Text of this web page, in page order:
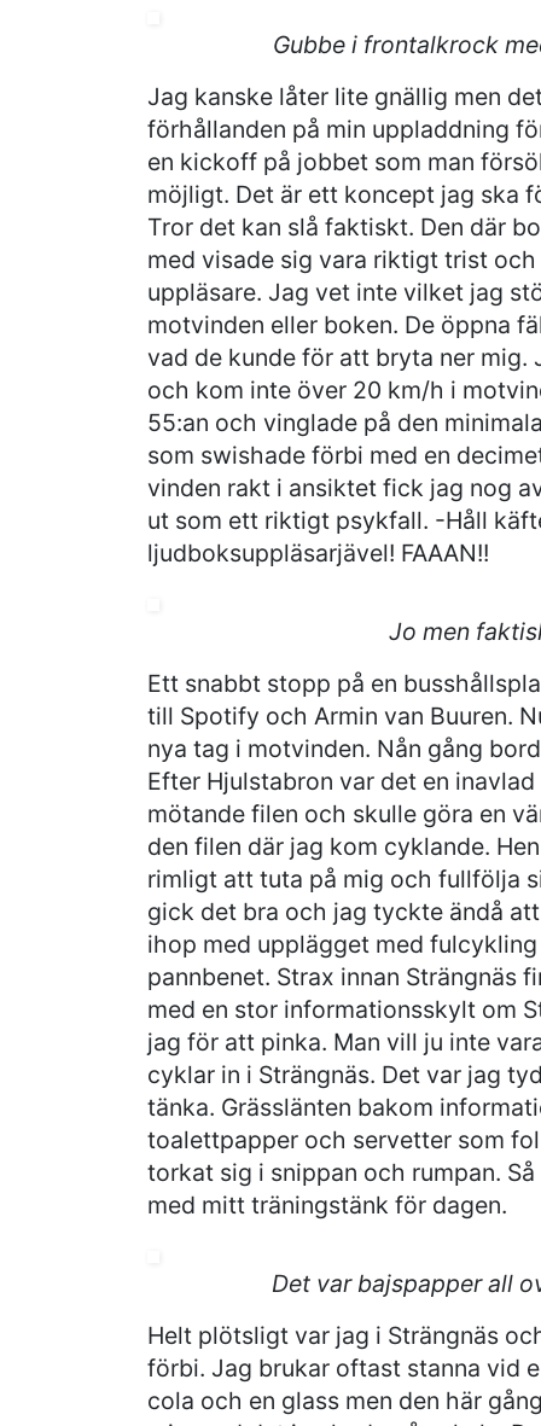
Gubbe i frontalkrock
Jag kanske låter lite gnällig men
förhållanden på min uppladdning
en kickoff på jobbet som man
möjligt. Det är ett koncept jag ska
Tror det kan slå faktiskt. Den där
med visade sig vara riktigt trist
uppläsare. Jag vet inte vilket jag
motvinden eller boken. De öppna
vad de kunde för att bryta ner mig.
och kom inte över 20 km/h i
55:an och vinglade på den
som swishade förbi med en
vinden rakt i ansiktet fick jag nog
ut som ett riktigt psykfall. -Håll
ljudboksuppläsarjävel! FAAAN!!
Jo men
Ett snabbt stopp på en
till Spotify och Armin van Buuren.
nya tag i motvinden. Nån gång
Efter Hjulstabron var det en
mötande filen och skulle göra en
den filen där jag kom cyklande.
rimligt att tuta på mig och fullfölja
gick det bra och jag tyckte ändå
ihop med upplägget med
pannbenet. Strax innan Strängnäs
med en stor informationsskylt om
jag för att pinka. Man vill ju inte
cyklar in i Strängnäs. Det var jag
tänka. Grässlänten bakom
toalettpapper och servetter som
torkat sig i snippan och rumpan.
med mitt träningstänk för dagen.
Det var bajspapper all
Helt plötsligt var jag i Strängnäs
förbi. Jag brukar oftast stanna vid
cola och en glass men den här